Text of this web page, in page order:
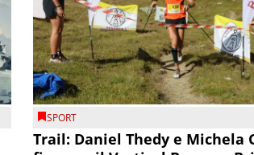
SPORT
Trail: Daniel Thedy e Michela